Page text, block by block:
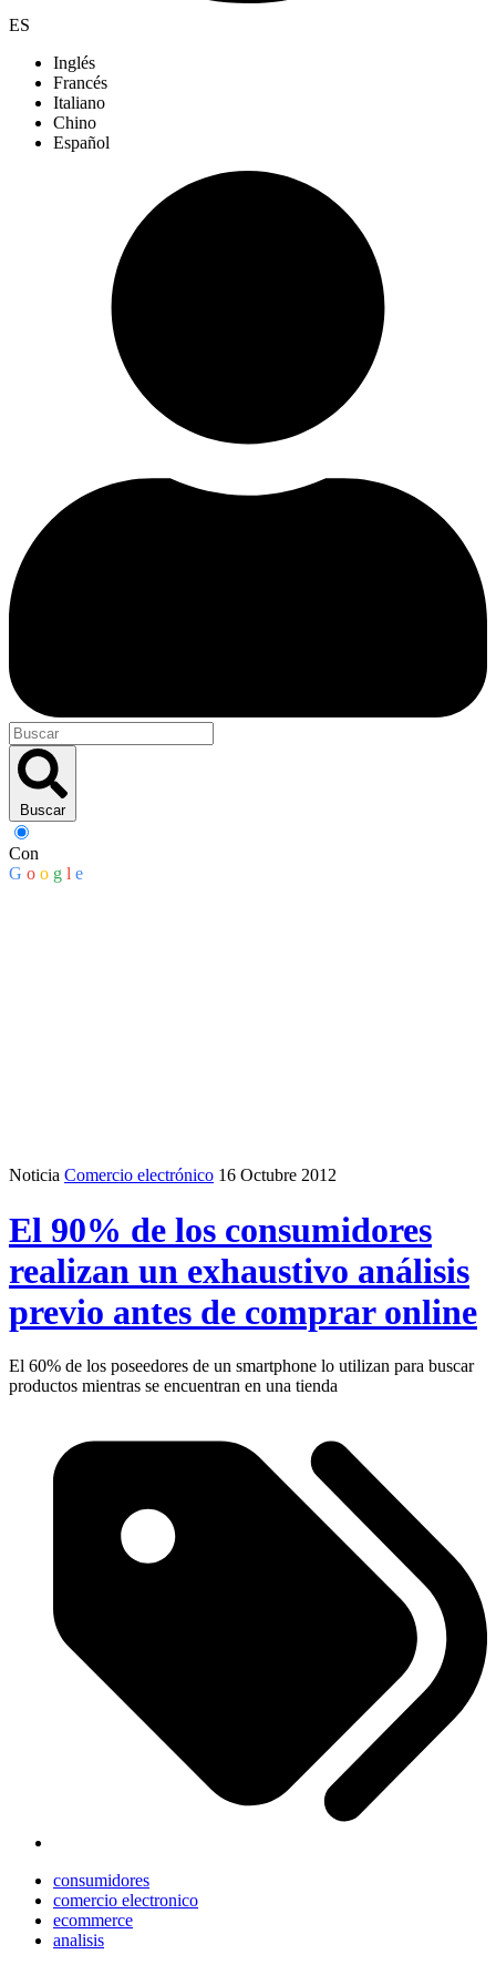
ES
Inglés
Francés
Italiano
Chino
Español
Buscar
Con
G o o g l e
Noticia Comercio electrónico 16 Octubre 2012
El 90% de los consumidores
realizan un exhaustivo análisis
previo antes de comprar online
El 60% de los poseedores de un smartphone lo utilizan para buscar
productos mientras se encuentran en una tienda
consumidores
comercio electronico
ecommerce
analisis